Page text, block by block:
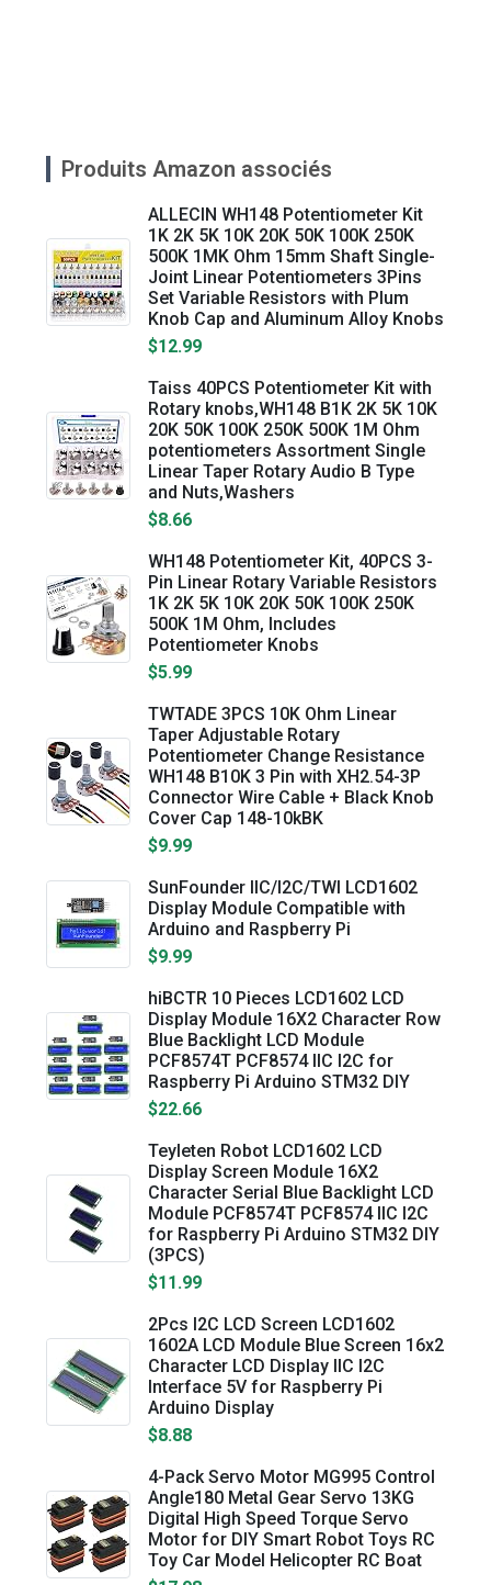
Produits Amazon associés
ALLECIN WH148 Potentiometer Kit
1K 2K 5K 10K 20K 50K 100K 250K
500K 1MK Ohm 15mm Shaft Single-
Joint Linear Potentiometers 3Pins
Set Variable Resistors with Plum
Knob Cap and Aluminum Alloy Knobs
$12.99
Taiss 40PCS Potentiometer Kit with
Rotary knobs,WH148 B1K 2K 5K 10K
20K 50K 100K 250K 500K 1M Ohm
potentiometers Assortment Single
Linear Taper Rotary Audio B Type
and Nuts,Washers
$8.66
WH148 Potentiometer Kit, 40PCS 3-
Pin Linear Rotary Variable Resistors
1K 2K 5K 10K 20K 50K 100K 250K
500K 1M Ohm, Includes
Potentiometer Knobs
$5.99
TWTADE 3PCS 10K Ohm Linear
Taper Adjustable Rotary
Potentiometer Change Resistance
WH148 B10K 3 Pin with XH2.54-3P
Connector Wire Cable + Black Knob
Cover Cap 148-10kBK
$9.99
SunFounder IIC/I2C/TWI LCD1602
Display Module Compatible with
Arduino and Raspberry Pi
$9.99
hiBCTR 10 Pieces LCD1602 LCD
Display Module 16X2 Character Row
Blue Backlight LCD Module
PCF8574T PCF8574 IIC I2C for
Raspberry Pi Arduino STM32 DIY
$22.66
Teyleten Robot LCD1602 LCD
Display Screen Module 16X2
Character Serial Blue Backlight LCD
Module PCF8574T PCF8574 IIC I2C
for Raspberry Pi Arduino STM32 DIY
(3PCS)
$11.99
2Pcs I2C LCD Screen LCD1602
1602A LCD Module Blue Screen 16x2
Character LCD Display IIC I2C
Interface 5V for Raspberry Pi
Arduino Display
$8.88
4-Pack Servo Motor MG995 Control
Angle180 Metal Gear Servo 13KG
Digital High Speed Torque Servo
Motor for DIY Smart Robot Toys RC
Toy Car Model Helicopter RC Boat